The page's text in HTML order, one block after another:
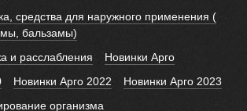
средства для наружного применения (
бальзамы)
и расслабления
Новинки Арго
Новинки Арго 2022
Новинки Арго 2023
организма